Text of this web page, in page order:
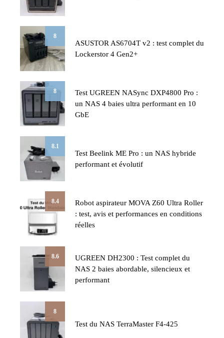
8
ASUSTOR AS6704T v2 : test complet du
Lockerstor 4 Gen2+
8
Test UGREEN NASync DXP4800 Pro :
un NAS 4 baies ultra performant en 10
GbE
8.1
Test Beelink ME Pro : un NAS hybride
performant et évolutif
8.4
Robot aspirateur MOVA Z60 Ultra Roller
: test, avis et performances en conditions
réelles
8.6
UGREEN DH2300 : Test complet du
NAS 2 baies abordable, silencieux et
performant
8
Test du NAS TerraMaster F4-425